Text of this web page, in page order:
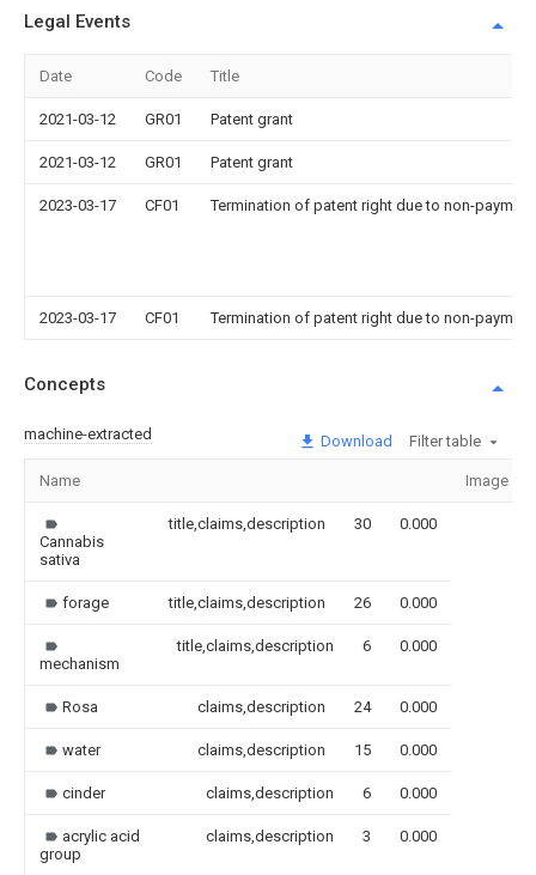
Legal Events
Date Code Title
2021-03-12 GR01 Patent grant
2021-03-12 GR01 Patent grant
2023-03-17 CF01 Termination of patent right due to non-
2023-03-17 CF01 Termination of patent right due to non-
Concepts
machine-extracted Download Filter table
Name Image
Cannabis
sativa
title,claims,description 30 0.000
forage title,claims,description 26 0.000
mechanism
title,claims,description 6 0.000
Rosa claims,description 24 0.000
water claims,description 15 0.000
cinder claims,description 6 0.000
acrylic acid
group
claims,description 3 0.000